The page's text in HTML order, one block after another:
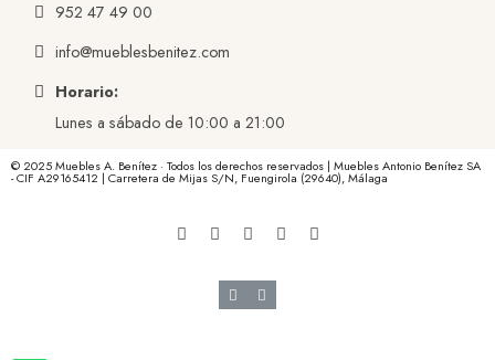
952 47 49 00
info@mueblesbenitez.com
Horario:
Lunes a sábado de 10:00 a 21:00
© 2025 Muebles A. Benítez · Todos los derechos reservados | Muebles Antonio Benítez SA
- CIF A29165412 | Carretera de Mijas S/N, Fuengirola (29640), Málaga